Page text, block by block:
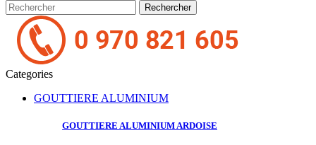
Rechercher
Categories
GOUTTIERE ALUMINIUM
GOUTTIERE ALUMINIUM ARDOISE